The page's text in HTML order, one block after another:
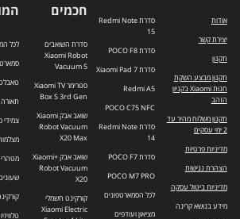
אודות
יצירת קשר
תקנון
תקנון מבצע השקת
חנות Xiaomi בקניון
הזהב
תקנון משלוח מהיר עד
2 ימי עסקים
מדיניות פרטיות
הצהרת נגישות
מדיניות ביטול עסקה
מידע בנושא קרינה
סדרת Redmi Note
15
סדרת POCO F8
סדרת Xiaomi Pad 7
Redmi A5
POCO C75 NFC
סדרת Redmi Note
14
סדרת POCO F7
POCO M7 PRO
לכל הסמארטפונים
מציאון ועודפים
חכמים
סדרת השואבים
Xiaomi Robot
Vacuum 5
סטרימר Xiaomi TV
Box S 3rd Gen
שואב אבק Xiaomi
Robot Vacuum
X20 Max
שואב אבק +Xiaomi
Robot Vacuum
X20
קורקינט חשמלי
Xiaomi Electric
לכל
צמידי
מטהרי